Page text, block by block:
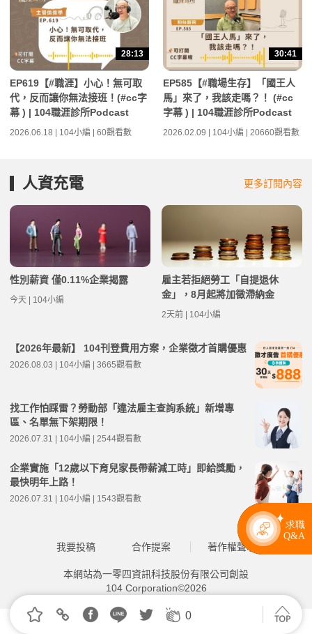
0
28:13
EP619【#職涯】小心！無可取
代，反而讓你無法接班！(#cc字
幕 ) | 104職涯診所Podcast
2026.06.18 | 104小編 | 60觀看數
30:41
EP585【#職場生存】「國王人
馬」來了，我該走嗎？！ (#cc
字幕 ) | 104職涯診所Podcast
2026.02.09 | 104小編 | 20660觀看數
人資充電 更多訂閱內容
性別薪資 僅0.11%企業揭露
今天 | 104小編
雇主若拒絕勞工「自提退休
金」，8月起將加徵滯納金
2天前 | 104小編
【2026年最新】 104刊登費用方案，企業徵才首購優惠
2026.08.03 | 104小編 | 3665觀看數
找工作怕踩雷？勞動部「違法雇主查詢系統」新增專
區、名單無下架期限！
2026.07.31 | 104小編 | 2544觀看數
企業實施「12歲以下育兒家長帶薪減工時」即給獎勵，
最快明年上路！
2026.07.31 | 104小編 | 1543觀看數
我要投稿 合作提案 著作權聲明
本網站為一零四資訊科技股份有限公司創設
104 Corporation©2026